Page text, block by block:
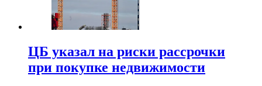
ЦБ указал на риски рассрочки
при покупке недвижимости